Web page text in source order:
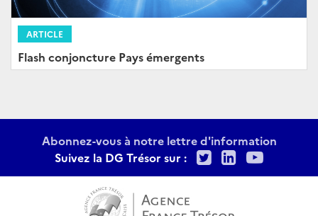
ARTICLE
Flash conjoncture Pays émergents
Abonnez-vous à notre lettre d'information
Suivez la DG Trésor sur :
TwitterLinkedIn